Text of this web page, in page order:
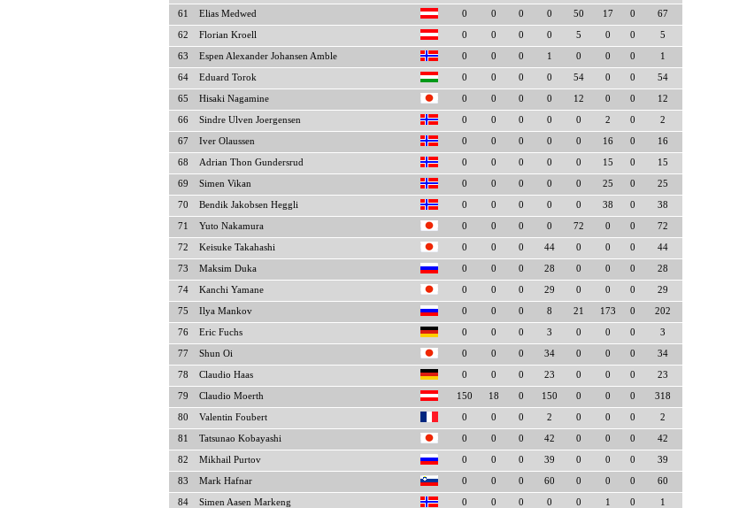
61 Elias Medwed 0 0 0 0 50 17 0 67
62 Florian Kroell 0 0 0 0 5 0 0 5
63 Espen Alexander Johansen Amble 0 0 0 1 0 0 0 1
64 Eduard Torok 0 0 0 0 54 0 0 54
65 Hisaki Nagamine 0 0 0 0 12 0 0 12
66 Sindre Ulven Joergensen 0 0 0 0 0 2 0 2
67 Iver Olaussen 0 0 0 0 0 16 0 16
68 Adrian Thon Gundersrud 0 0 0 0 0 15 0 15
69 Simen Vikan 0 0 0 0 0 25 0 25
70 Bendik Jakobsen Heggli 0 0 0 0 0 38 0 38
71 Yuto Nakamura 0 0 0 0 72 0 0 72
72 Keisuke Takahashi 0 0 0 44 0 0 0 44
73 Maksim Duka 0 0 0 28 0 0 0 28
74 Kanchi Yamane 0 0 0 29 0 0 0 29
75 Ilya Mankov 0 0 0 8 21 173 0 202
76 Eric Fuchs 0 0 0 3 0 0 0 3
77 Shun Oi 0 0 0 34 0 0 0 34
78 Claudio Haas 0 0 0 23 0 0 0 23
79 Claudio Moerth 150 18 0 150 0 0 0 318
80 Valentin Foubert 0 0 0 2 0 0 0 2
81 Tatsunao Kobayashi 0 0 0 42 0 0 0 42
82 Mikhail Purtov 0 0 0 39 0 0 0 39
83 Mark Hafnar 0 0 0 60 0 0 0 60
84 Simen Aasen Markeng 0 0 0 0 0 1 0 1